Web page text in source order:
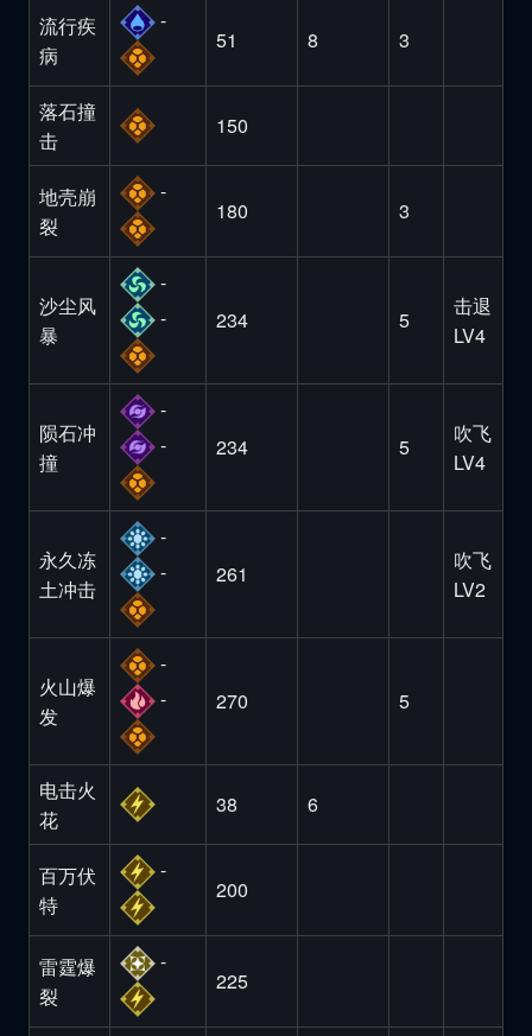
流行疾
病
-
51 8 3
落石撞
击
150
地壳崩
裂
-
180 3
沙尘风
暴
-
-
234 5
击退
LV4
陨石冲
撞
-
-
234 5
吹飞
LV4
永久冻
土冲击
-
-
261
吹飞
LV2
火山爆
发
-
-
270 5
电击火
花
38 6
百万伏
特
-
200
雷霆爆
裂
-
225